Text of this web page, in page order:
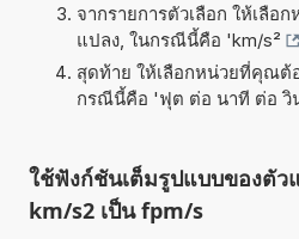
จากรายการตัวเลือก ให้เลื
แปลง, ในกรณีนี้คือ 'km/s²
สุดท้าย ให้เลือกหน่วยที่คุณต้
กรณีนี้คือ 'ฟุต ต่อ นาที ต่อ
ใช้ฟังก์ชันเต็มรูปแบบของตัว
km/s2 เป็น fpm/s